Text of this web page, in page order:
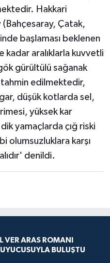
Hakkari
(Bahçesaray, Çatak,
başlaması beklenen
kadar aralıklarla kuvvetli
gürültülü sağanak
edilmektedir,
düşük kotlarda sel,
yüksek kar
yamaçlarda çığ riski
olumsuzluklara karşı
denildi.
VER ARAS ROMANI
BULUŞTU